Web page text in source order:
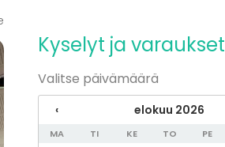
Kyselyt ja varaukset
Valitse päivämäärä
‹ elokuu 2026
MA TI KE TO PE